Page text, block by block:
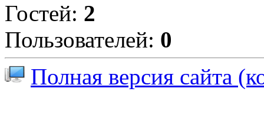
Гостей: 2
Пользователей: 0
Полная версия сайта